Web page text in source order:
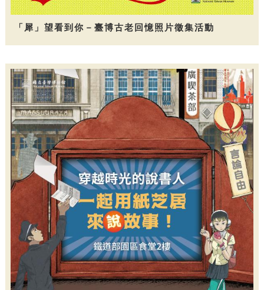
「犀」望看到你－臺博古老回憶照片徵集活動